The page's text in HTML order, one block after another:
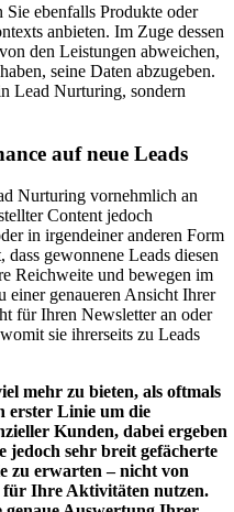
ebenfalls Produkte oder
anbieten. Im Zuge dessen
den Leistungen abweichen,
seine Daten abzugeben.
Lead Nurturing, sondern
auf neue Leads
Nurturing vornehmlich an
Content jedoch
in irgendeiner anderen Form
dass gewonnene Leads diesen
Reichweite und bewegen im
einer genaueren Ansicht Ihrer
für Ihren Newsletter an oder
sie ihrerseits zu Leads
mehr zu bieten, als oftmals
erster Linie um die
Kunden, dabei ergeben
jedoch sehr breit gefächerte
zu erwarten – nicht von
Ihre Aktivitäten nutzen.